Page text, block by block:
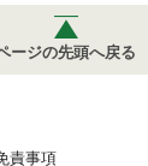
ージの先頭へ戻る
責事項